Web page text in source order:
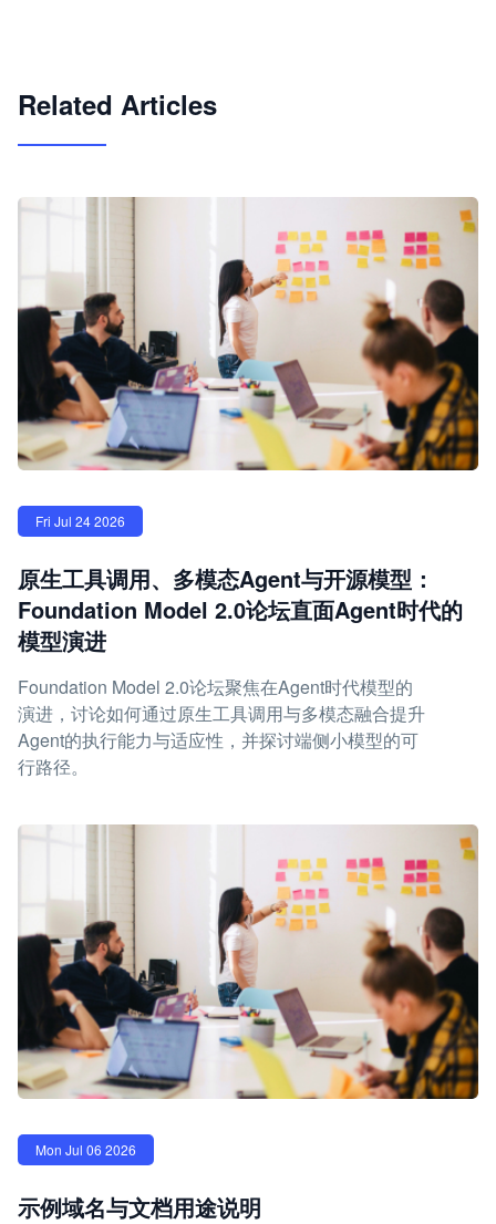
Related Articles
Fri Jul 24 2026
原生工具调用、多模态Agent与开源模型：
Foundation Model 2.0论坛直面Agent时代的
模型演进
Foundation Model 2.0论坛聚焦在Agent时代模型的
演进，讨论如何通过原生工具调用与多模态融合提升
Agent的执行能力与适应性，并探讨端侧小模型的可
行路径。
Mon Jul 06 2026
示例域名与文档用途说明